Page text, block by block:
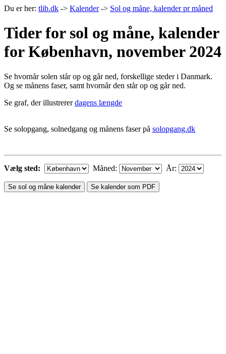
Du er her: tlib.dk -> Kalender-> Sol og måne, kalender pr måned
Tider for sol og måne, kalender
for København, november 2024
Se hvornår solen står op og går ned, forskellige steder i Danmark.
Og se månens faser, samt hvornår den står op og går ned.
Se graf, der illustrererdagens længde
Se solopgang, solnedgang og månens faser på solopgang.dk
Vælg sted: Måned: År:
Se sol og måne kalender Se kalender som PDF